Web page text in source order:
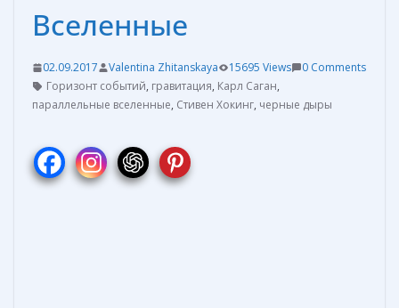
Вселенные
02.09.2017 Valentina Zhitanskaya 15695 Views
0 Comments
Горизонт событий, гравитация, Карл Саган,
параллельные вселенные, Стивен Хокинг, черные дыры